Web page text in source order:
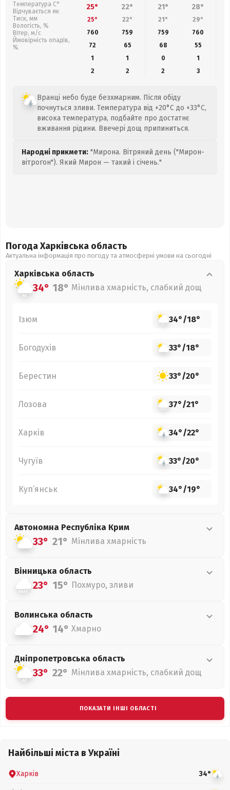
Температура С°
Відчувається як
Тиск, мм
Вологість, %
Вітер, м/с
Ймовірність опадів,
%
25° 22° 21° 28°
25° 22° 21° 29°
760
759 759 760
72
65 68 55
1
1 0
1
2
2 2 3
Вранці небо буде безхмарним. Після обіду
почнуться зливи. Температура від +20°C до +33°C,
висока температура, подбайте про достатнє
вживання рідини. Ввечері дощ припиниться.
Народні прикмети: "Мирона. Вітряний день ("Мирон-
вітрогон"). Який Мирон — такий і січень."
Погода Харківська область
Актуальна інформація про погоду та атмосферні умови на сьогодні
Харківська область
34° 18° Мінлива хмарність, слабкий дощ
Ізюм 34°/18°
Богодухів 33°/18°
Берестин 33°/20°
Лозова 37°/21°
Харків 34°/22°
Чугуїв 33°/20°
Куп’янськ 34°/19°
Автономна Республіка Крим
33° 21° Мінлива хмарність
Вінницька область
23° 15° Похмуро, зливи
Волинська область
24° 14° Хмарно
Дніпропетровська область
33° 22° Мінлива хмарність, слабкий дощ
ПОКАЗАТИ ІНШІ ОБЛАСТІ
Найбільші міста в Україні
Харків 34°